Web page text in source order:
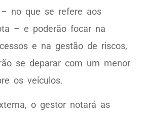
no que se refere aos
– e poderão focar na
e na gestão de riscos,
se deparar com um menor
os veículos.
o gestor notará as